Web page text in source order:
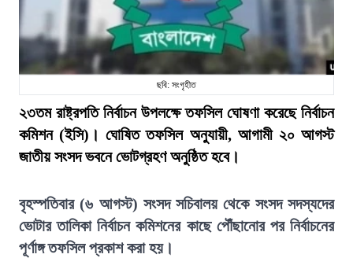
ছবি: সংগৃহীত
২৩তম রাষ্ট্রপতি নির্বাচন উপলক্ষে তফসিল ঘোষণা করেছে নির্বাচন
কমিশন (ইসি)। ঘোষিত তফসিল অনুযায়ী, আগামী ২০ আগস্ট
জাতীয় সংসদ ভবনে ভোটগ্রহণ অনুষ্ঠিত হবে।
বৃহস্পতিবার (৬ আগস্ট) সংসদ সচিবালয় থেকে সংসদ সদস্যদের
ভোটার তালিকা নির্বাচন কমিশনের কাছে পৌঁছানোর পর নির্বাচনের
পূর্ণাঙ্গ তফসিল প্রকাশ করা হয়।